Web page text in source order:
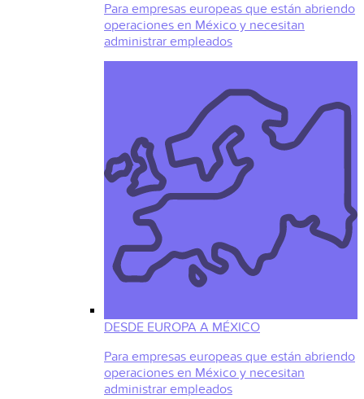
Para empresas europeas que están abriendo
operaciones en México y necesitan
administrar empleados
DESDE EUROPA A MÉXICO
Para empresas europeas que están abriendo
operaciones en México y necesitan
administrar empleados